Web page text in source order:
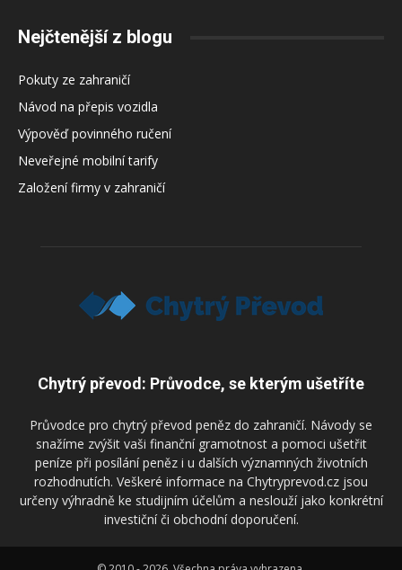
Nejčtenější z blogu
Pokuty ze zahraničí
Návod na přepis vozidla
Výpověď povinného ručení
Neveřejné mobilní tarify
Založení firmy v zahraničí
Chytrý převod: Průvodce, se kterým ušetříte
Průvodce pro chytrý převod peněz do zahraničí. Návody se
snažíme zvýšit vaši finanční gramotnost a pomoci ušetřit
peníze při posílání peněz i u dalších významných životních
rozhodnutích. Veškeré informace na Chytryprevod.cz jsou
určeny výhradně ke studijním účelům a neslouží jako konkrétní
investiční či obchodní doporučení.